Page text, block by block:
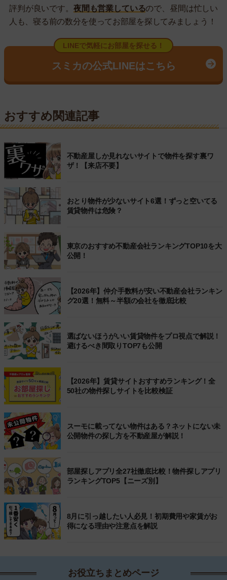
評判が良いです。 夜間も営業しているので、昼間は忙しい
人も、寝る前の数分を使ってお部屋を探してみましょう！
LINEで気軽にお部屋を探せる！
スミカの公式LINEはこちら
おすすめ関連記事
不動産屋しか見れないサイトで物件を探す裏ワ
ザ！【来店不要】
おとり物件が少ないサイト6選！ずっと空いてる
賃貸物件は危険？
東京のおすすめ不動産会社ランキングTOP10を大
公開！
【2026年】仲介手数料が安い不動産会社ランキン
グ20選！無料～半額の会社を徹底比較
選ばないほうがいい賃貸物件をプロ視点で解説！
避けるべき間取りTOP7も公開
【2026年】賃貸サイトおすすめランキング！全
50社の物件探しサイトを比較検証
スーモに載ってない物件はある？ネットにない未
公開物件の探し方を不動産屋が解説！
部屋探しアプリ全27社徹底比較！物件探しアプリ
ランキングTOP5【ニーズ別】
8月に引っ越したい人必見！初期費用や家賃がお
得になる理由や注意点を解説
お役立ちまとめページ